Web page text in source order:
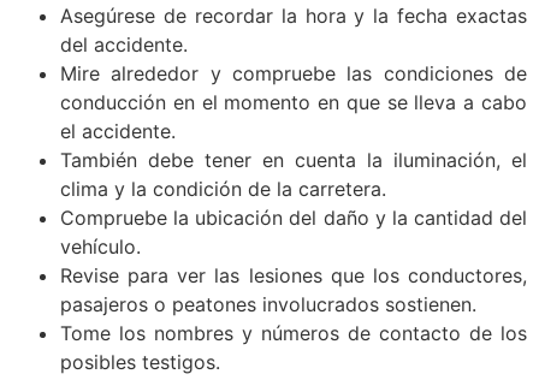
Asegúrese de recordar la hora y la fecha exactas
del accidente.
Mire alrededor y compruebe las condiciones de
conducción en el momento en que se lleva a cabo
el accidente.
También debe tener en cuenta la iluminación, el
clima y la condición de la carretera.
Compruebe la ubicación del daño y la cantidad del
vehículo.
Revise para ver las lesiones que los conductores,
pasajeros o peatones involucrados sostienen.
Tome los nombres y números de contacto de los
posibles testigos.